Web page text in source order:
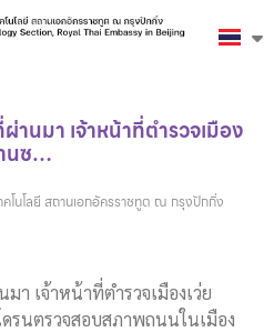
นมา เจ้าหน้าที่ตำรวจเมือง
นซ…
คโนโลยี สถานเอกอัครราชทูต ณ กรุงปักกิ่ง
เจ้าหน้าที่ตำรวจเมืองเว่ย
นตรวจสอบสภาพถนนในเมือง